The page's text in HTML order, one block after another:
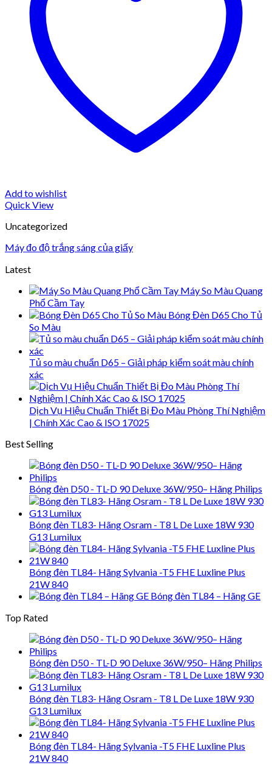
Add to wishlist
Quick View
Uncategorized
Máy đo độ trắng sáng của giấy
Latest
Máy So Màu Quang
Phổ Cầm Tay
Bóng Đèn D65 Cho Tủ
So Màu
Tủ so màu chuẩn D65 – Giải pháp kiểm soát màu chính
xác
Dịch Vụ Hiệu Chuẩn Thiết Bị Đo Màu Phòng Thí Nghiệm
| Chính Xác Cao & ISO 17025
Best Selling
Bóng đèn D50 - TL-D 90 Deluxe 36W/950– Hãng Philips
Bóng đèn TL83- Hãng Osram - T8 L De Luxe 18W 930
G13 Lumilux
Bóng đèn TL84- Hãng Sylvania -T5 FHE Luxline Plus
21W 840
Bóng đèn TL84 – Hãng GE
Top Rated
Bóng đèn D50 - TL-D 90 Deluxe 36W/950– Hãng Philips
Bóng đèn TL83- Hãng Osram - T8 L De Luxe 18W 930
G13 Lumilux
Bóng đèn TL84- Hãng Sylvania -T5 FHE Luxline Plus
21W 840